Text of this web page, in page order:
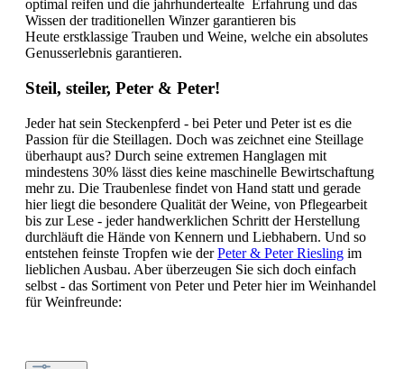
optimal reifen und die jahrhundertealte Erfahrung und das
Wissen der traditionellen Winzer garantieren bis
Heute erstklassige Trauben und Weine, welche ein absolutes
Genusserlebnis garantieren.
Steil, steiler, Peter & Peter!
Jeder hat sein Steckenpferd - bei Peter und Peter ist es die
Passion für die Steillagen. Doch was zeichnet eine Steillage
überhaupt aus? Durch seine extremen Hanglagen mit
mindestens 30% lässt dies keine maschinelle Bewirtschaftung
mehr zu. Die Traubenlese findet von Hand statt und gerade
hier liegt die besondere Qualität der Weine, von Pflegearbeit
bis zur Lese - jeder handwerklichen Schritt der Herstellung
durchläuft die Hände von Kennern und Liebhabern. Und so
entstehen feinste Tropfen wie derPeter & Peter Riesling im
lieblichen Ausbau. Aber überzeugen Sie sich doch einfach
selbst - das Sortiment von Peter und Peter hier im Weinhandel
für Weinfreunde: